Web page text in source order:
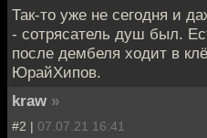
Так-то уже не сегодня и
- сотрясатель душ был.
после дембеля ходит в
ЮрайХипов.
kraw »
#2 | 07.07.21 16:41